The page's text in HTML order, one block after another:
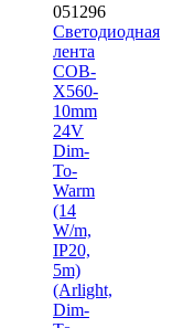
051296
Светодиодная
лента
COB-
X560-
10mm
24V
Dim-
To-
Warm
(14
W/m,
IP20,
5m)
(Arlight,
Dim-